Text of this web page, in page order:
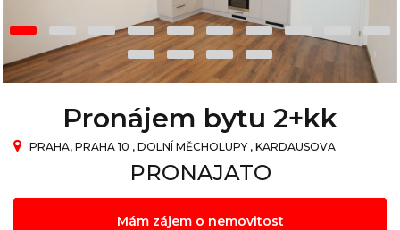
Pronájem bytu 2+kk
PRAHA, PRAHA 10 , DOLNÍ MĚCHOLUPY , KARDAUSOVA
PRONAJATO
Mám zájem o nemovitost